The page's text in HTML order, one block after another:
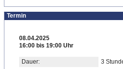
Termin
08.04.2025
16:00 bis 19:00 Uhr
Dauer: 3